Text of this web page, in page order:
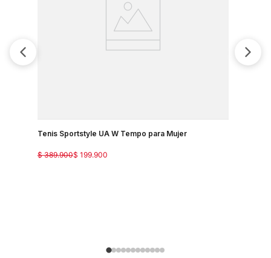
Tenis Sportstyle UA W Tempo para Mujer
$ 199.900
$ 389.900